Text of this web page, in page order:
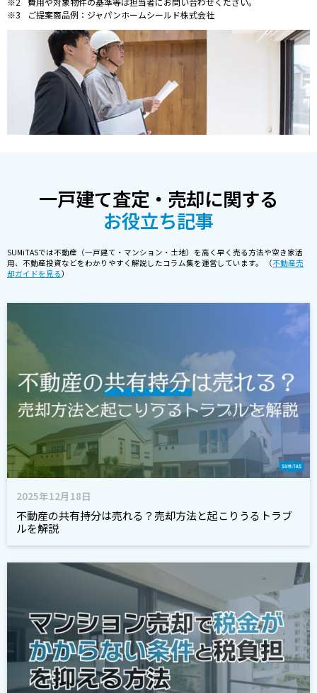
ご提案商品例：ジャパンホームシールド株式会社
一戸建て査定・売却に関する
お役立ち記事
SUMiTASでは不動産（一戸建て・マンション・土地）を高く早く売る方法や空き家活
用、不動産投資などをわかりやすく解説したコラム集を運営しています。 （不動産売
却ガイドを見る）
2025年12月18日
不動産の共有持分は売れる？売却方法と起こりうるトラブ
ルを解説